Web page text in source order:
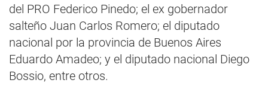
del PRO Federico Pinedo; el ex gobernador
salteño Juan Carlos Romero; el diputado
nacional por la provincia de Buenos Aires
Eduardo Amadeo; y el diputado nacional Diego
Bossio, entre otros.